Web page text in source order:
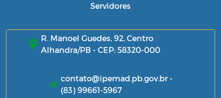
Servidores
R. Manoel Guedes, 92, Centro
Alhandra/PB - CEP: 58320-000
contato@ipemad.pb.gov.br -
(83) 99661-5967